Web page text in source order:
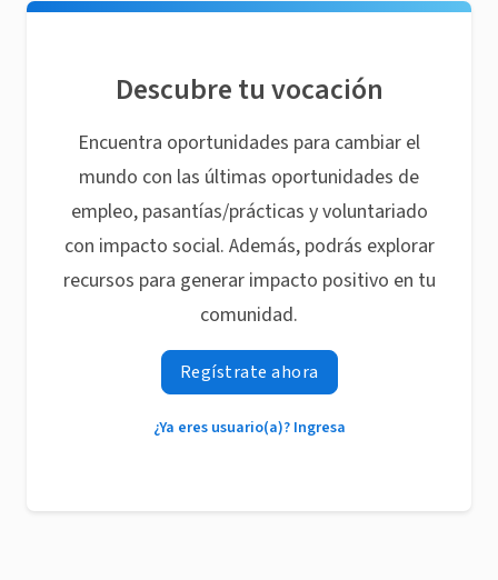
Descubre tu vocación
Encuentra oportunidades para cambiar el
mundo con las últimas oportunidades de
empleo, pasantías/prácticas y voluntariado
con impacto social. Además, podrás explorar
recursos para generar impacto positivo en tu
comunidad.
Regístrate ahora
¿Ya eres usuario(a)? Ingresa